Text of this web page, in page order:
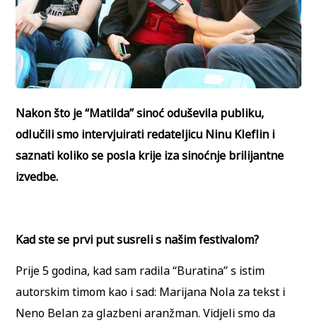
Nakon što je “Matilda” sinoć oduševila publiku,
odlučili smo intervjuirati redateljicu Ninu Kleflin i
saznati koliko se posla krije iza sinoćnje brilijantne
izvedbe.
Kad ste se prvi put susreli s našim festivalom?
Prije 5 godina, kad sam radila “Buratina” s istim
autorskim timom kao i sad: Marijana Nola za tekst i
Neno Belan za glazbeni aranžman. Vidjeli smo da